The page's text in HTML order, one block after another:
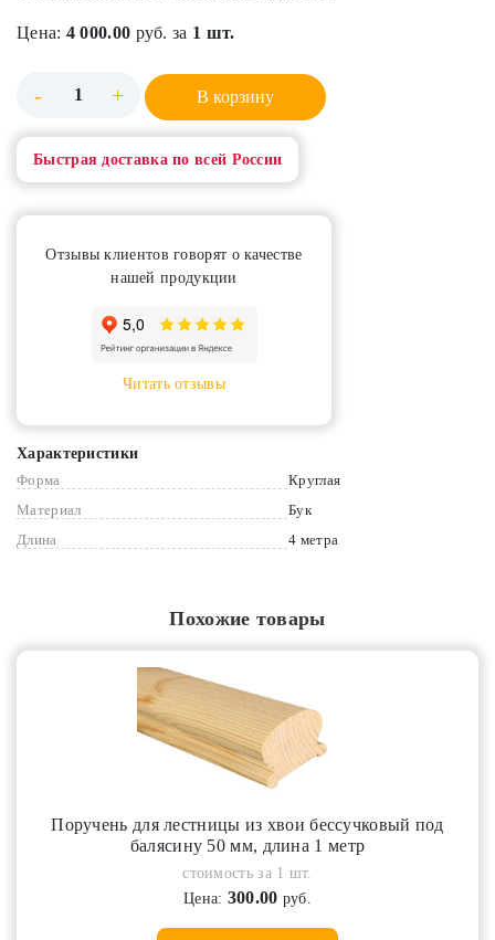
Цена: 4 000.00 руб. за 1 шт.
- + В корзину
Быстрая доставка по всей России
Отзывы клиентов говорят о качестве
нашей продукции
Читать отзывы
Характеристики
Форма
Круглая
Материал
Бук
Длина
4 метра
Похожие товары
Поручень для лестницы из хвои бессучковый под
балясину 50 мм, длина 1 метр
стоимость за 1 шт.
Цена: 300.00 руб.